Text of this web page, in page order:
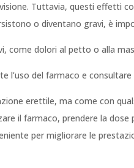
Tuttavia, questi effetti
o diventano gravi, è
come dolori al petto o alla
l’uso del farmaco e consultare
erettile, ma come con
il farmaco, prendere la
per migliorare le